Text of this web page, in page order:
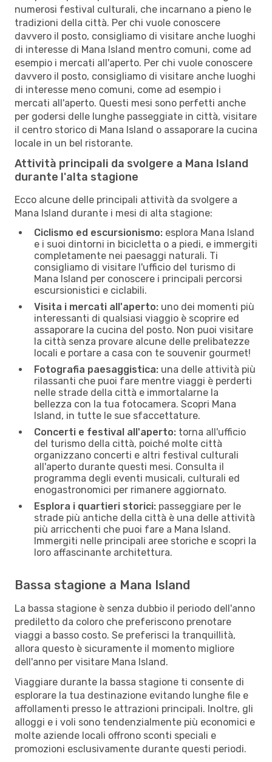
numerosi festival culturali, che incarnano a pieno le
tradizioni della città. Per chi vuole conoscere
davvero il posto, consigliamo di visitare anche luoghi
di interesse di Mana Island mentro comuni, come ad
esempio i mercati all'aperto. Per chi vuole conoscere
davvero il posto, consigliamo di visitare anche luoghi
di interesse meno comuni, come ad esempio i
mercati all'aperto. Questi mesi sono perfetti anche
per godersi delle lunghe passeggiate in città, visitare
il centro storico di Mana Island o assaporare la cucina
locale in un bel ristorante.
Attività principali da svolgere a Mana Island
durante l'alta stagione
Ecco alcune delle principali attività da svolgere a
Mana Island durante i mesi di alta stagione:
Ciclismo ed escursionismo: esplora Mana Island
e i suoi dintorni in bicicletta o a piedi, e immergiti
completamente nei paesaggi naturali. Ti
consigliamo di visitare l'ufficio del turismo di
Mana Island per conoscere i principali percorsi
escursionistici e ciclabili.
Visita i mercati all'aperto: uno dei momenti più
interessanti di qualsiasi viaggio è scoprire ed
assaporare la cucina del posto. Non puoi visitare
la città senza provare alcune delle prelibatezze
locali e portare a casa con te souvenir gourmet!
Fotografia paesaggistica: una delle attività più
rilassanti che puoi fare mentre viaggi è perderti
nelle strade della città e immortalarne la
bellezza con la tua fotocamera. Scopri Mana
Island, in tutte le sue sfaccettature.
Concerti e festival all'aperto: torna all'ufficio
del turismo della città, poiché molte città
organizzano concerti e altri festival culturali
all'aperto durante questi mesi. Consulta il
programma degli eventi musicali, culturali ed
enogastronomici per rimanere aggiornato.
Esplora i quartieri storici: passeggiare per le
strade più antiche della città è una delle attività
più arricchenti che puoi fare a Mana Island.
Immergiti nelle principali aree storiche e scopri la
loro affascinante architettura.
Bassa stagione a Mana Island
La bassa stagione è senza dubbio il periodo dell'anno
prediletto da coloro che preferiscono prenotare
viaggi a basso costo. Se preferisci la tranquillità,
allora questo è sicuramente il momento migliore
dell'anno per visitare Mana Island.
Viaggiare durante la bassa stagione ti consente di
esplorare la tua destinazione evitando lunghe file e
affollamenti presso le attrazioni principali. Inoltre, gli
alloggi e i voli sono tendenzialmente più economici e
molte aziende locali offrono sconti speciali e
promozioni esclusivamente durante questi periodi.